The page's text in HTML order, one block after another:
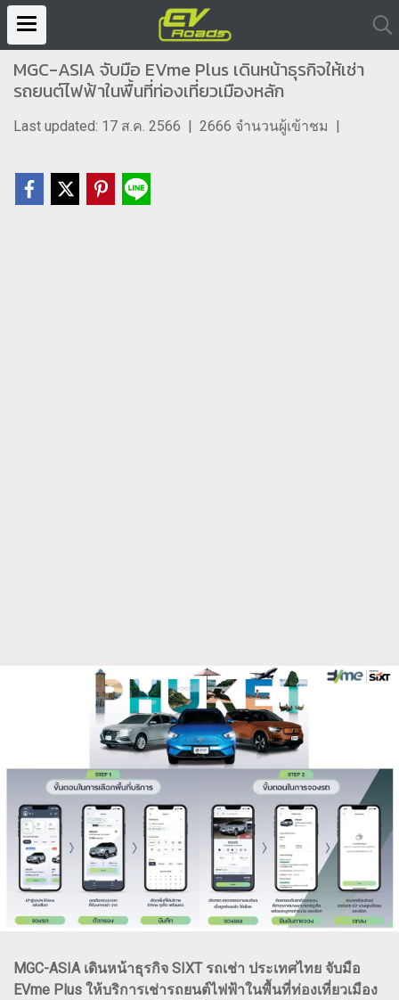
MGC-ASIA จับมือ EVme Plus เดินหน้าธุรกิจให้เช่า
รถยนต์ไฟฟ้าในพื้นที่ท่องเที่ยวเมืองหลัก
Last updated: 17 ส.ค. 2566 | 2666 จำนวนผู้เข้าชม |
MGC-ASIA เดินหน้าธุรกิจ SIXT รถเช่า ประเทศไทย จับมือ
EVme Plus ให้บริการเช่ารถยนต์ไฟฟ้าในพื้นที่ท่องเที่ยวเมือง